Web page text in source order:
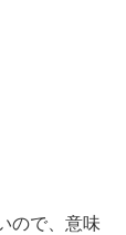
ので、意味